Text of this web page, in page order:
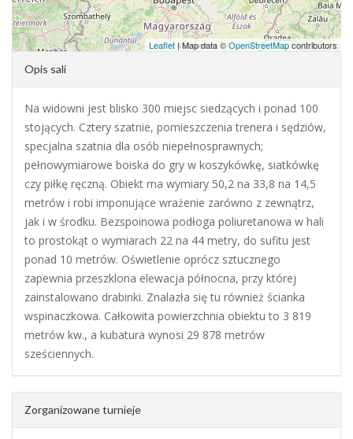
Leaflet | Map data ©OpenStreetMapcontributors
Opis sali
Na widowni jest blisko 300 miejsc siedzących i ponad 100
stojących. Cztery szatnie, pomieszczenia trenera i sędziów,
specjalna szatnia dla osób niepełnosprawnych;
pełnowymiarowe boiska do gry w koszykówkę, siatkówkę
czy piłkę ręczną. Obiekt ma wymiary 50,2 na 33,8 na 14,5
metrów i robi imponujące wrażenie zarówno z zewnątrz,
jak i w środku. Bezspoinowa podłoga poliuretanowa w hali
to prostokąt o wymiarach 22 na 44 metry, do sufitu jest
ponad 10 metrów. Oświetlenie oprócz sztucznego
zapewnia przeszklona elewacja północna, przy której
zainstalowano drabinki. Znalazła się tu również ścianka
wspinaczkowa. Całkowita powierzchnia obiektu to 3 819
metrów kw., a kubatura wynosi 29 878 metrów
sześciennych.
Zorganizowane turnieje